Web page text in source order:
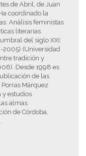
de Abril, de Juan
coordinado la
Análisis feministas
literarias
del siglo XXI:
2005) (Universidad
tradición y
Desde 1998 es
de las
Márquez
y estudios
almas
de Córdoba,